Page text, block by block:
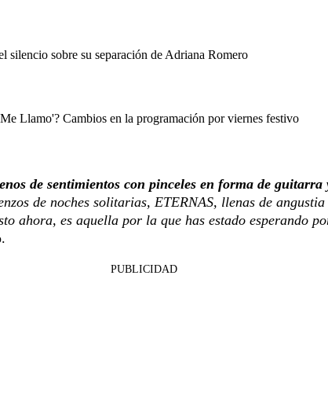
silencio sobre su separación de Adriana Romero
Llamo'? Cambios en la programación por viernes festivo
de sentimientos con pinceles en forma de guitarra
de noches solitarias, ETERNAS, llenas de
ahora, es aquella por la que has estado esperando
PUBLICIDAD